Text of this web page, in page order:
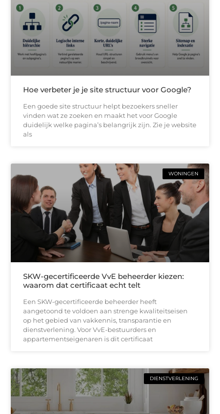
Hoe verbeter je je site structuur voor Google?
Een goede site structuur helpt bezoekers sneller
vinden wat ze zoeken en maakt het voor Google
duidelijk welke pagina’s belangrijk zijn. Zie je website
als
WONINGEN
SKW-gecertificeerde VvE beheerder kiezen:
waarom dat certificaat echt telt
Een SKW-gecertificeerde beheerder heeft
aangetoond te voldoen aan strenge kwaliteitseisen
op het gebied van vakkennis, transparantie en
dienstverlening. Voor VvE-bestuurders en
appartementseigenaren is dit certificaat
DIENSTVERLENING